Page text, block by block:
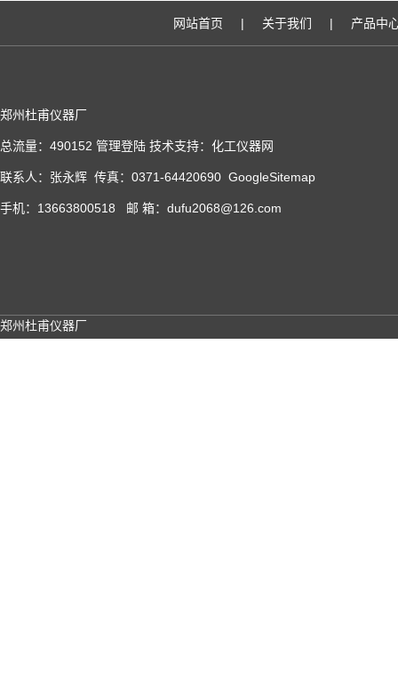
网站首页 | 关于我们 | 产品中
郑州杜甫仪器厂
总流量：490152 管理登陆 技术支持： 化工仪器网
联系人：张永辉 传真：0371-64420690 GoogleSitemap
手机：13663800518 邮 箱：dufu2068@126.com
郑州杜甫仪器厂